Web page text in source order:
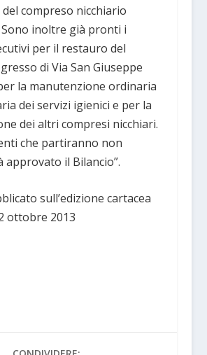
del compreso nicchiario
Sono inoltre già pronti i
per il restauro del
di Via San Giuseppe
la manutenzione ordinaria
dei servizi igienici e per la
dei altri compresi nicchiari.
che partiranno non
approvato il Bilancio”.
sull’edizione cartacea
ottobre 2013